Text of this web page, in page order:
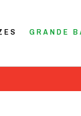
GRANDE